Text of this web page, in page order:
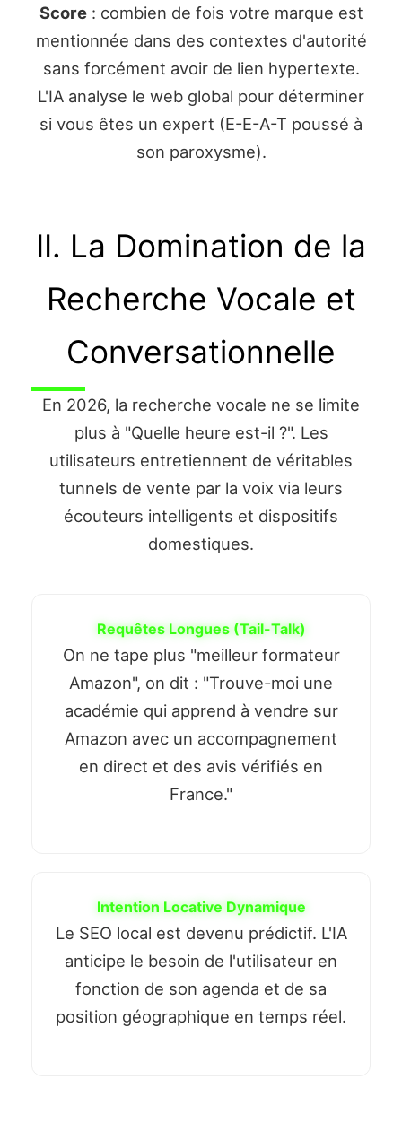
Score: combien de fois votre marque est
mentionnée dans des contextes d'autorité
sans forcément avoir de lien hypertexte.
L'IA analyse le web global pour déterminer
si vous êtes un expert (E-E-A-T poussé à
son paroxysme).
II. La Domination de la
Recherche Vocale et
Conversationnelle
En 2026, la recherche vocale ne se limite
plus à "Quelle heure est-il ?". Les
utilisateurs entretiennent de véritables
tunnels de vente par la voix via leurs
écouteurs intelligents et dispositifs
domestiques.
Requêtes Longues (Tail-Talk)
On ne tape plus "meilleur formateur
Amazon", on dit : "Trouve-moi une
académie qui apprend à vendre sur
Amazon avec un accompagnement
en direct et des avis vérifiés en
France."
Intention Locative Dynamique
Le SEO local est devenu prédictif. L'IA
anticipe le besoin de l'utilisateur en
fonction de son agenda et de sa
position géographique en temps réel.